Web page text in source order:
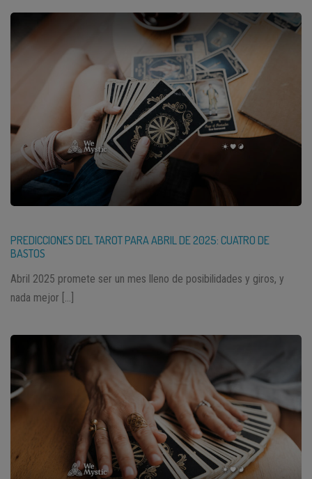
PREDICCIONES DEL TAROT PARA ABRIL DE 2025: CUATRO DE
BASTOS
Abril 2025 promete ser un mes lleno de posibilidades y giros, y
nada mejor […]